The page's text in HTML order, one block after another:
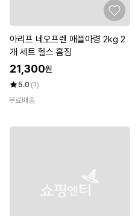
아리프 네오프렌 애플아령 2kg 2
개 세트 헬스 홈짐
21,300원
5.0 (1)
무료배송